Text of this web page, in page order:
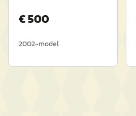
€500
2002-model